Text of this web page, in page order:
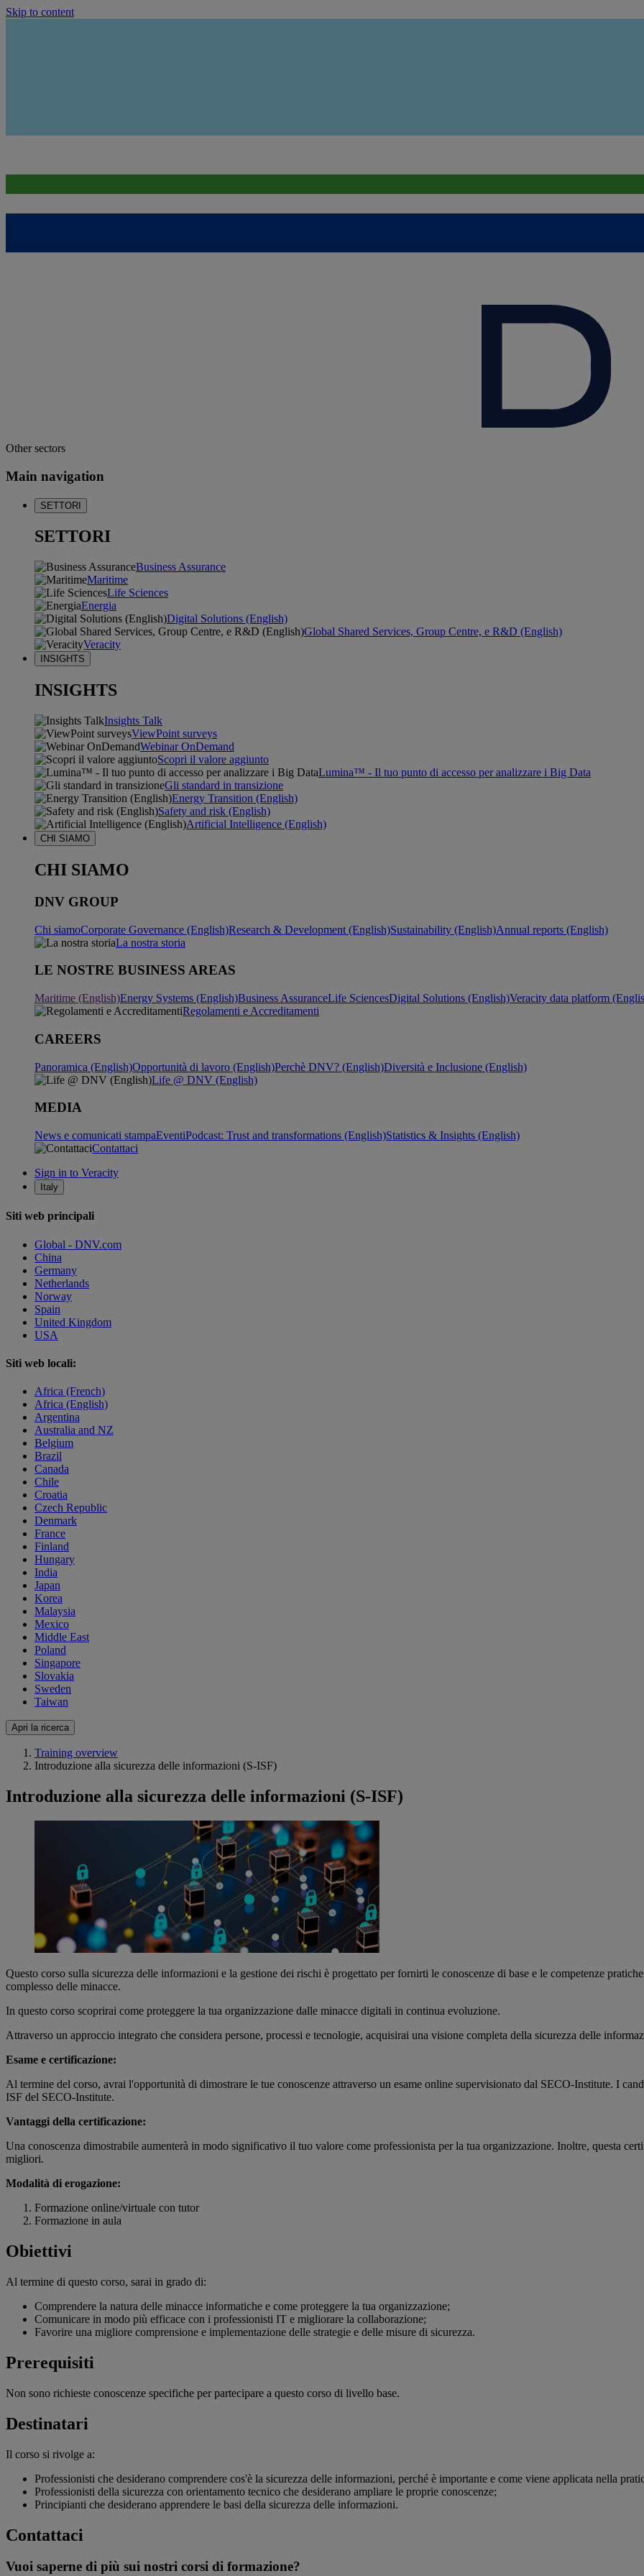
Skip to content
Other sectors
Main navigation
SETTORI
SETTORI
Business Assurance
Maritime
Life Sciences
Energia
Digital Solutions (English)
Global Shared Services, Group Centre, e R&D (English)
Veracity
INSIGHTS
INSIGHTS
Insights Talk
ViewPoint surveys
Webinar OnDemand
Scopri il valore aggiunto
Lumina™ - Il tuo punto di accesso per analizzare i Big Data
Gli standard in transizione
Energy Transition (English)
Safety and risk (English)
Artificial Intelligence (English)
CHI SIAMO
CHI SIAMO
DNV GROUP
Chi siamoCorporate Governance (English)Research & Development (English)Sustainability (English)Annual reports (English)
La nostra storia
LE NOSTRE BUSINESS AREAS
Maritime (English)Energy Systems (English)Business AssuranceLife SciencesDigital Solutions (English)Veracity data platform
Regolamenti e Accreditamenti
CAREERS
Panoramica (English)Opportunità di lavoro (English)Perchè DNV? (English)Diversità e Inclusione (English)
Life @ DNV (English)
MEDIA
News e comunicati stampaEventiPodcast: Trust and transformations (English)Statistics & Insights (English)
Contattaci
Sign in to Veracity
Italy
Siti web principali
Global - DNV.com
China
Germany
Netherlands
Norway
Spain
United Kingdom
USA
Siti web locali:
Africa (French)
Africa (English)
Argentina
Australia and NZ
Belgium
Brazil
Canada
Chile
Croatia
Czech Republic
Denmark
France
Finland
Hungary
India
Japan
Korea
Malaysia
Mexico
Middle East
Poland
Singapore
Slovakia
Sweden
Taiwan
Apri la ricerca
Training overview
Introduzione alla sicurezza delle informazioni (S-ISF)
Introduzione alla sicurezza delle informazioni (S-ISF)
Questo corso sulla sicurezza delle informazioni e la gestione dei rischi è progettato per fornirti le conoscenze di base e le competenze
complesso delle minacce.
In questo corso scoprirai come proteggere la tua organizzazione dalle minacce digitali in continua evoluzione.
Attraverso un approccio integrato che considera persone, processi e tecnologie, acquisirai una visione completa della sicurezza delle
Esame e certificazione:
Al termine del corso, avrai l'opportunità di dimostrare le tue conoscenze attraverso un esame online supervisionato dal SECO-Institute. I
ISF del SECO-Institute.
Vantaggi della certificazione:
Una conoscenza dimostrabile aumenterà in modo significativo il tuo valore come professionista per la tua organizzazione. Inoltre, questa
migliori.
Modalità di erogazione:
Formazione online/virtuale con tutor
Formazione in aula
Obiettivi
Al termine di questo corso, sarai in grado di:
Comprendere la natura delle minacce informatiche e come proteggere la tua organizzazione;
Comunicare in modo più efficace con i professionisti IT e migliorare la collaborazione;
Favorire una migliore comprensione e implementazione delle strategie e delle misure di sicurezza.
Prerequisiti
Non sono richieste conoscenze specifiche per partecipare a questo corso di livello base.
Destinatari
Il corso si rivolge a:
Professionisti che desiderano comprendere cos'è la sicurezza delle informazioni, perché è importante e come viene applicata nella
Professionisti della sicurezza con orientamento tecnico che desiderano ampliare le proprie conoscenze;
Principianti che desiderano apprendere le basi della sicurezza delle informazioni.
Contattaci
Vuoi saperne di più sui nostri corsi di formazione?